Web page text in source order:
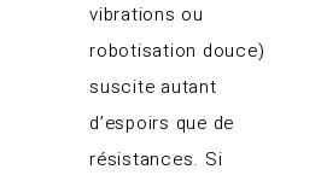
vibrations ou
robotisation douce)
suscite autant
d’espoirs que de
résistances. Si